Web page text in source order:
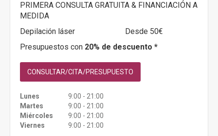
PRIMERA CONSULTA GRATUITA & FINANCIACIÓN A
MEDIDA
Depilación láser
Desde 50€
Presupuestos con 20% de descuento *
CONSULTAR/CITA/PRESUPUESTO
Lunes
9:00 - 21:00
Martes
9:00 - 21:00
Miércoles
9:00 - 21:00
Viernes
9:00 - 21:00